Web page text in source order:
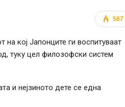
587
кој Јапонците ги воспитуваат
туку цел филозофски систем
и нејзиното дете се една